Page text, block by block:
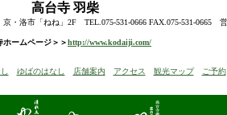
前日までにご予約ください。
当日はお並びいただいた順に席へご案内いたします
高台寺・秋の夜の観月茶会と秋の夜間特別拝観のお
らせを追加しました。
昨今の原材料費・燃料費・人件費等の高騰によりや
いただきます
高台寺 羽柴
・洛市「ねね」2F TEL.075-531-0666 FAX.075-531-0665
ホームページ＞＞http://www.kodaiji.com/
ゆばのはなし 店舗案内 アクセス 観光マップ ご予約